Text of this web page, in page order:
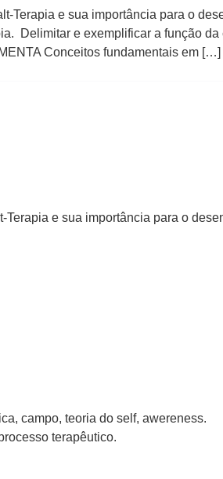
Terapia e sua importância para o
Delimitar e exemplificar a função
Conceitos fundamentais em […]
e sua importância para o
campo, teoria do self, awereness.
terapêutico.